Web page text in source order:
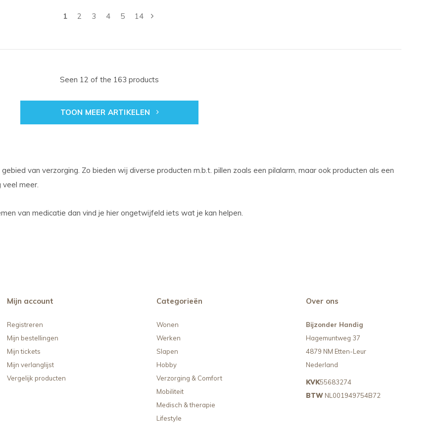
1 2 3 4 5 14
Seen 12 of the 163 products
TOON MEER ARTIKELEN
van verzorging. Zo bieden wij diverse producten m.b.t. pillen zoals een pilalarm, maar ook producten als een
veel meer.
van medicatie dan vind je hier ongetwijfeld iets wat je kan helpen.
Mijn account
Registreren
Mijn bestellingen
Mijn tickets
Mijn verlanglijst
Vergelijk producten
Categorieën
Wonen
Werken
Slapen
Hobby
Verzorging & Comfort
Mobiliteit
Medisch & therapie
Lifestyle
Over ons
Bijzonder Handig
Hagemuntweg 37
4879 NM Etten-Leur
Nederland
KVK55683274
BTW NL001949754B72